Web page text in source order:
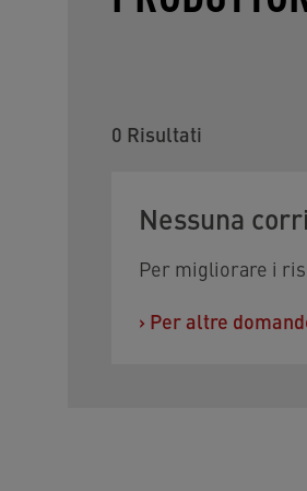
0 Risultati
Nessuna
Per migliorare i
› Per altre